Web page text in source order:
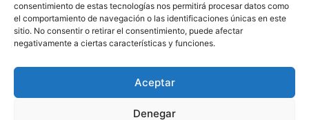
consentimiento de estas tecnologías nos permitirá procesar datos como
el comportamiento de navegación o las identificaciones únicas en este
sitio. No consentir o retirar el consentimiento, puede afectar
negativamente a ciertas características y funciones.
Aceptar
Denegar
CONTACTA CON NOSOTROS